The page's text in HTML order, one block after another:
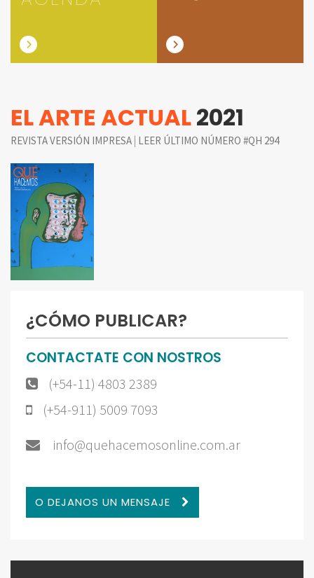
EL ARTE ACTUAL2021
REVISTA VERSIÓN IMPRESA | LEER ÚLTIMO NÚMERO #QH 294
¿CÓMO PUBLICAR?
CONTACTATE CON NOSTROS
(+54-11) 4803 2389
(+54-911) 5009 7093
info@quehacemosonline.com.ar
O DEJANOS UN MENSAJE